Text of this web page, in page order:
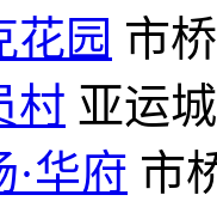
花园 市
村 亚运城
华府 市